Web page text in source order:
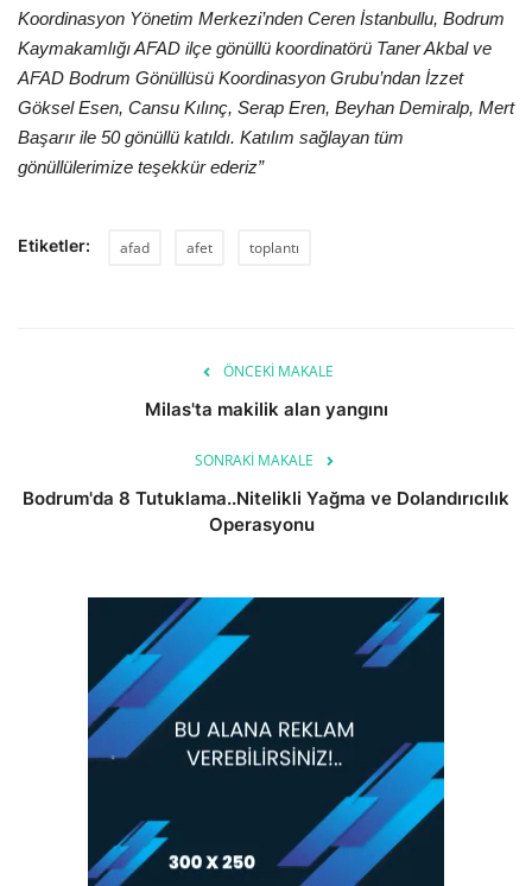
Koordinasyon Yönetim Merkezi’nden Ceren İstanbullu, Bodrum
Kaymakamlığı AFAD ilçe gönüllü koordinatörü Taner Akbal ve
AFAD Bodrum Gönüllüsü Koordinasyon Grubu’ndan İzzet
Göksel Esen, Cansu Kılınç, Serap Eren, Beyhan Demiralp, Mert
Başarır ile 50 gönüllü katıldı. Katılım sağlayan tüm
gönüllülerimize teşekkür ederiz”
Etiketler: afad afet toplantı
ÖNCEKI MAKALE
Milas'ta makilik alan yangını
SONRAKI MAKALE
Bodrum'da 8 Tutuklama..Nitelikli Yağma ve Dolandırıcılık
Operasyonu